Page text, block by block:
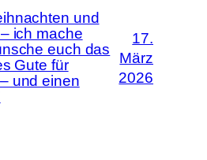
und
ich mache
euch das
Gute für
und einen
17.
März
2026